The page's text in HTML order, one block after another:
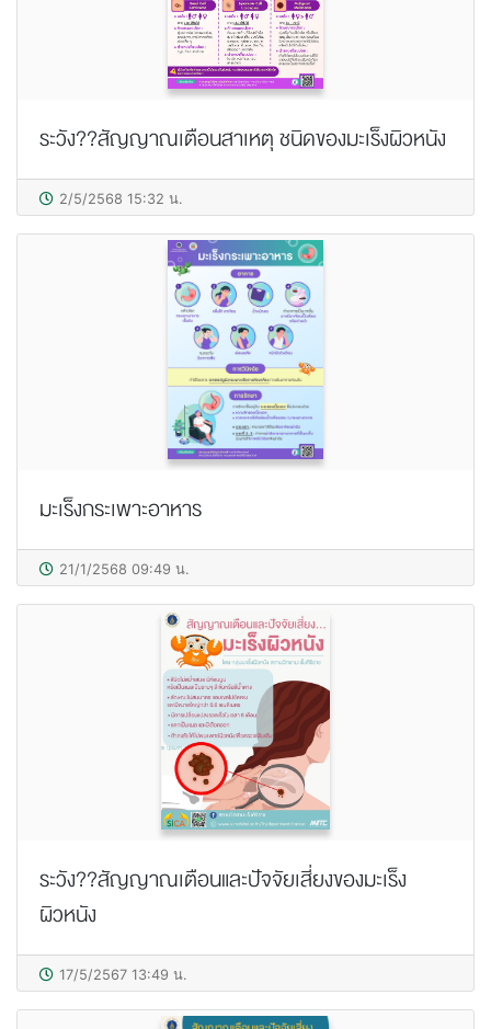
ระวัง??สัญญาณเตือนสาเหตุ ชนิดของมะเร็งผิวหนัง
2/5/2568 15:32 น.
มะเร็งกระเพาะอาหาร
21/1/2568 09:49 น.
ระวัง??สัญญาณเตือนและปัจจัยเสี่ยงของมะเร็ง
ผิวหนัง
17/5/2567 13:49 น.